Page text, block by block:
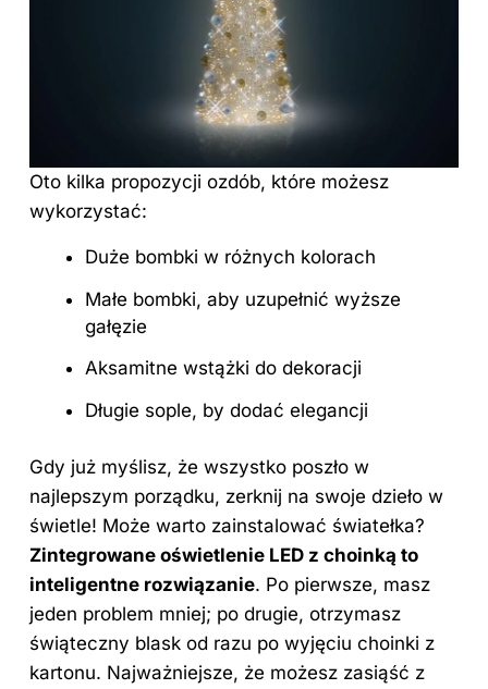
Oto kilka propozycji ozdób, które możesz
wykorzystać:
Duże bombki w różnych kolorach
Małe bombki, aby uzupełnić wyższe
gałęzie
Aksamitne wstążki do dekoracji
Długie sople, by dodać elegancji
Gdy już myślisz, że wszystko poszło w
najlepszym porządku, zerknij na swoje dzieło w
świetle! Może warto zainstalować światełka?
Zintegrowane oświetlenie LED z choinką to
inteligentne rozwiązanie. Po pierwsze, masz
jeden problem mniej; po drugie, otrzymasz
świąteczny blask od razu po wyjęciu choinki z
kartonu. Najważniejsze, że możesz zasiąść z